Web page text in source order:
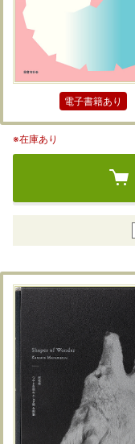
電子書籍あり
※在庫あり